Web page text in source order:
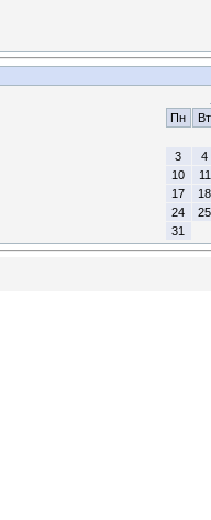
Пн
Вт
3
4
10
11
17
18
24
25
31